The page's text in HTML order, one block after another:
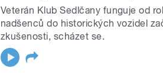
Veterán Klub Sedlčany funguje od
nadšenců do historických vozidel
zkušenosti, scházet se.